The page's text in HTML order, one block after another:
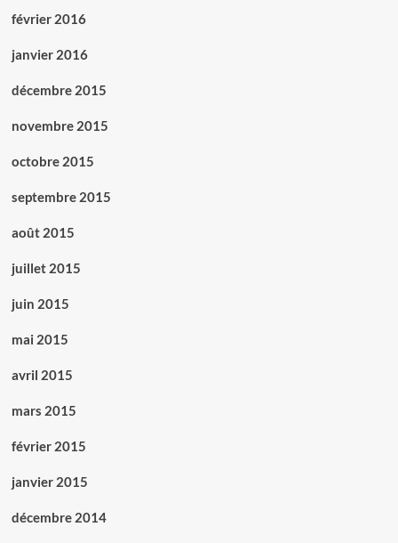
février 2016
janvier 2016
décembre 2015
novembre 2015
octobre 2015
septembre 2015
août 2015
juillet 2015
juin 2015
mai 2015
avril 2015
mars 2015
février 2015
janvier 2015
décembre 2014